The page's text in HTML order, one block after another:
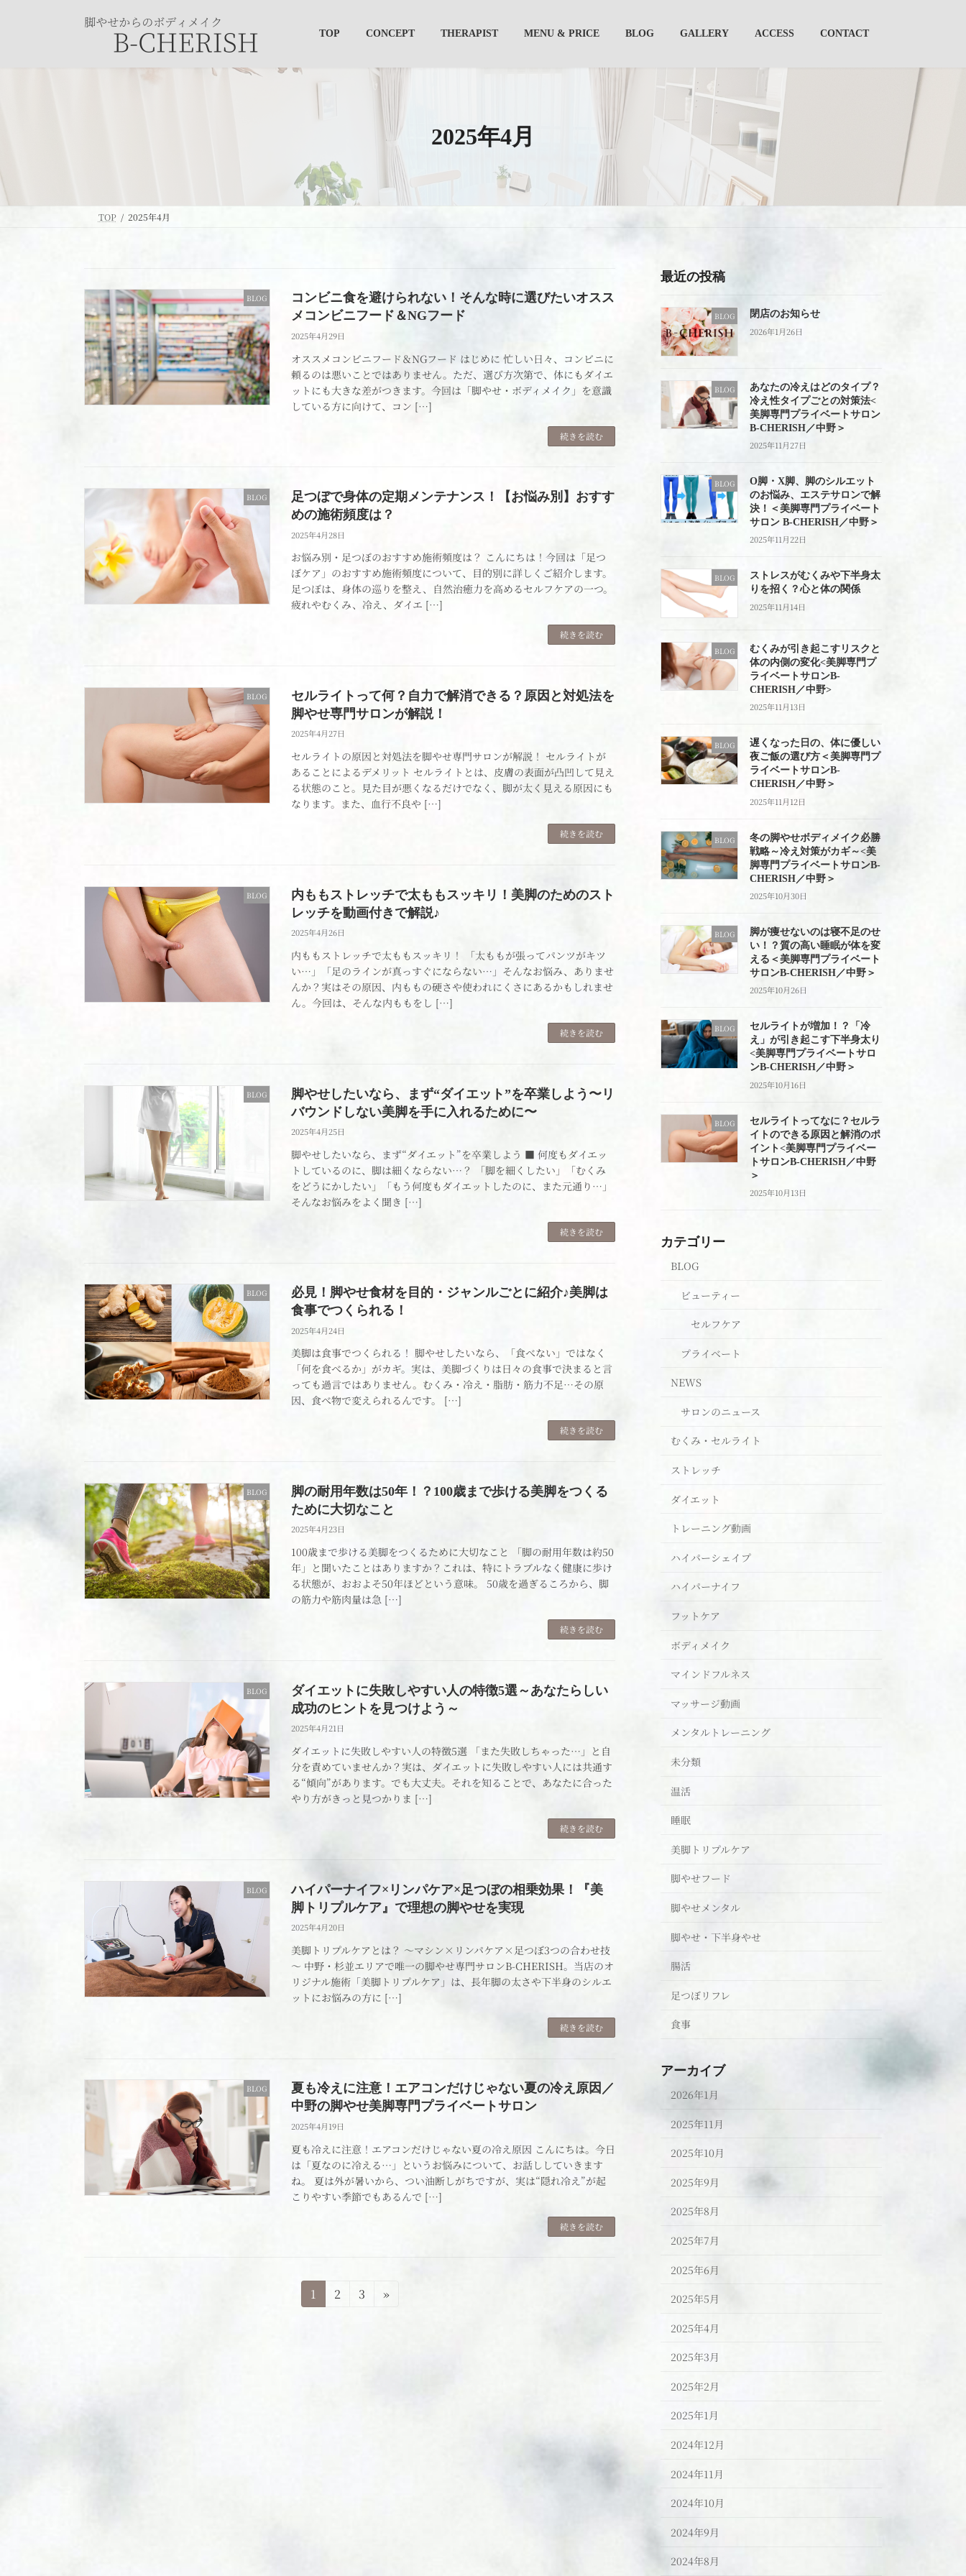
TOP CONCEPT THERAPIST MENU & PRICE BLOG GALLERY ACCESS CONTACT
2025年4月
TOP 2025年4月
BLOG
コンビニ食を避けられない！そんな時に選びたいオスス
メコンビニフード＆NGフード
2025年4月29日
オススメコンビニフード＆NGフード はじめに 忙しい日々、コンビニに
頼るのは悪いことではありません。ただ、選び方次第で、体にもダイエ
ットにも大きな差がつきます。今回は「脚やせ・ボディメイク」を意識
している方に向けて、コン […]
続きを読む
BLOG
足つぼで身体の定期メンテナンス！【お悩み別】おすす
めの施術頻度は？
2025年4月28日
お悩み別・足つぼのおすすめ施術頻度は？ こんにちは！今回は「足つ
ぼケア」のおすすめ施術頻度について、目的別に詳しくご紹介します。
足つぼは、身体の巡りを整え、自然治癒力を高めるセルフケアの一つ。
疲れやむくみ、冷え、ダイエ […]
続きを読む
BLOG
セルライトって何？自力で解消できる？原因と対処法を
脚やせ専門サロンが解説！
2025年4月27日
セルライトの原因と対処法を脚やせ専門サロンが解説！ セルライトが
あることによるデメリット セルライトとは、皮膚の表面が凸凹して見え
る状態のこと。見た目が悪くなるだけでなく、脚が太く見える原因にも
なります。また、血行不良や […]
続きを読む
BLOG
内ももストレッチで太ももスッキリ！美脚のためのスト
レッチを動画付きで解説♪
2025年4月26日
内ももストレッチで太ももスッキリ！ 「太ももが張ってパンツがキツ
い…」「足のラインが真っすぐにならない…」そんなお悩み、ありませ
んか？実はその原因、内ももの硬さや使われにくさにあるかもしれませ
ん。今回は、そんな内ももをし […]
続きを読む
BLOG
脚やせしたいなら、まず“ダイエット”を卒業しよう〜リ
バウンドしない美脚を手に入れるために〜
2025年4月25日
脚やせしたいなら、まず“ダイエット”を卒業しよう ■ 何度もダイエッ
トしているのに、脚は細くならない…？ 「脚を細くしたい」「むくみ
をどうにかしたい」「もう何度もダイエットしたのに、また元通り…」
そんなお悩みをよく聞き […]
続きを読む
BLOG
必見！脚やせ食材を目的・ジャンルごとに紹介♪美脚は
食事でつくられる！
2025年4月24日
美脚は食事でつくられる！ 脚やせしたいなら、「食べない」ではなく
「何を食べるか」がカギ。実は、美脚づくりは日々の食事で決まると言
っても過言ではありません。むくみ・冷え・脂肪・筋力不足…その原
因、食べ物で変えられるんです。 […]
続きを読む
BLOG
脚の耐用年数は50年！？100歳まで歩ける美脚をつくる
ために大切なこと
2025年4月23日
100歳まで歩ける美脚をつくるために大切なこと 「脚の耐用年数は約50
年」と聞いたことはありますか？これは、特にトラブルなく健康に歩け
る状態が、おおよそ50年ほどという意味。 50歳を過ぎるころから、脚
の筋力や筋肉量は急 […]
続きを読む
BLOG
ダイエットに失敗しやすい人の特徴5選～あなたらしい
成功のヒントを見つけよう～
2025年4月21日
ダイエットに失敗しやすい人の特徴5選 「また失敗しちゃった…」と自
分を責めていませんか？実は、ダイエットに失敗しやすい人には共通す
る“傾向”があります。でも大丈夫。それを知ることで、あなたに合った
やり方がきっと見つかりま […]
続きを読む
BLOG
ハイパーナイフ×リンパケア×足つぼの相乗効果！『美
脚トリプルケア』で理想の脚やせを実現
2025年4月20日
美脚トリプルケアとは？ ～マシン×リンパケア×足つぼ3つの合わせ技
～ 中野・杉並エリアで唯一の脚やせ専門サロンB-CHERISH。当店のオ
リジナル施術「美脚トリプルケア」は、長年脚の太さや下半身のシルエ
ットにお悩みの方に […]
続きを読む
BLOG
夏も冷えに注意！エアコンだけじゃない夏の冷え原因／
中野の脚やせ美脚専門プライベートサロン
2025年4月19日
夏も冷えに注意！エアコンだけじゃない夏の冷え原因 こんにちは。今日
は「夏なのに冷える…」というお悩みについて、お話ししていきます
ね。 夏は外が暑いから、つい油断しがちですが、実は“隠れ冷え”が起
こりやすい季節でもあるんで […]
続きを読む
固
定
1
固
2
固
3 »
最近の投稿
BLOG 閉店のお知らせ
2026年1月26日
BLOG
あなたの冷えはどのタイプ？
冷え性タイプごとの対策法<
美脚専門プライベートサロン
B-CHERISH／中野＞
2025年11月27日
BLOG
O脚・X脚、脚のシルエット
のお悩み、エステサロンで解
決！＜美脚専門プライベート
サロン B-CHERISH／中野＞
2025年11月22日
BLOG
ストレスがむくみや下半身太
りを招く？心と体の関係
2025年11月14日
BLOG
むくみが引き起こすリスクと
体の内側の変化<美脚専門プ
ライベートサロンB-
CHERISH／中野>
2025年11月13日
BLOG
遅くなった日の、体に優しい
夜ご飯の選び方＜美脚専門プ
ライベートサロンB-
CHERISH／中野＞
2025年11月12日
BLOG
冬の脚やせボディメイク必勝
戦略～冷え対策がカギ～<美
脚専門プライベートサロンB-
CHERISH／中野＞
2025年10月30日
BLOG
脚が痩せないのは寝不足のせ
い！？質の高い睡眠が体を変
える＜美脚専門プライベート
サロンB-CHERISH／中野＞
2025年10月26日
BLOG
セルライトが増加！？「冷
え」が引き起こす下半身太り
<美脚専門プライベートサロ
ンB-CHERISH／中野＞
2025年10月16日
BLOG
セルライトってなに？セルラ
イトのできる原因と解消のポ
イント<美脚専門プライベー
トサロンB-CHERISH／中野
＞
2025年10月13日
カテゴリー
BLOG
ビューティー
セルフケア
プライベート
NEWS
サロンのニュース
むくみ・セルライト
ストレッチ
ダイエット
トレーニング動画
ハイパーシェイプ
ハイパーナイフ
フットケア
ボディメイク
マインドフルネス
マッサージ動画
メンタルトレーニング
未分類
温活
睡眠
美脚トリプルケア
脚やせフード
脚やせメンタル
脚やせ・下半身やせ
腸活
足つぼリフレ
食事
アーカイブ
2026年1月
2025年11月
2025年10月
2025年9月
2025年8月
2025年7月
2025年6月
2025年5月
2025年4月
2025年3月
2025年2月
2025年1月
2024年12月
2024年11月
2024年10月
2024年9月
2024年8月